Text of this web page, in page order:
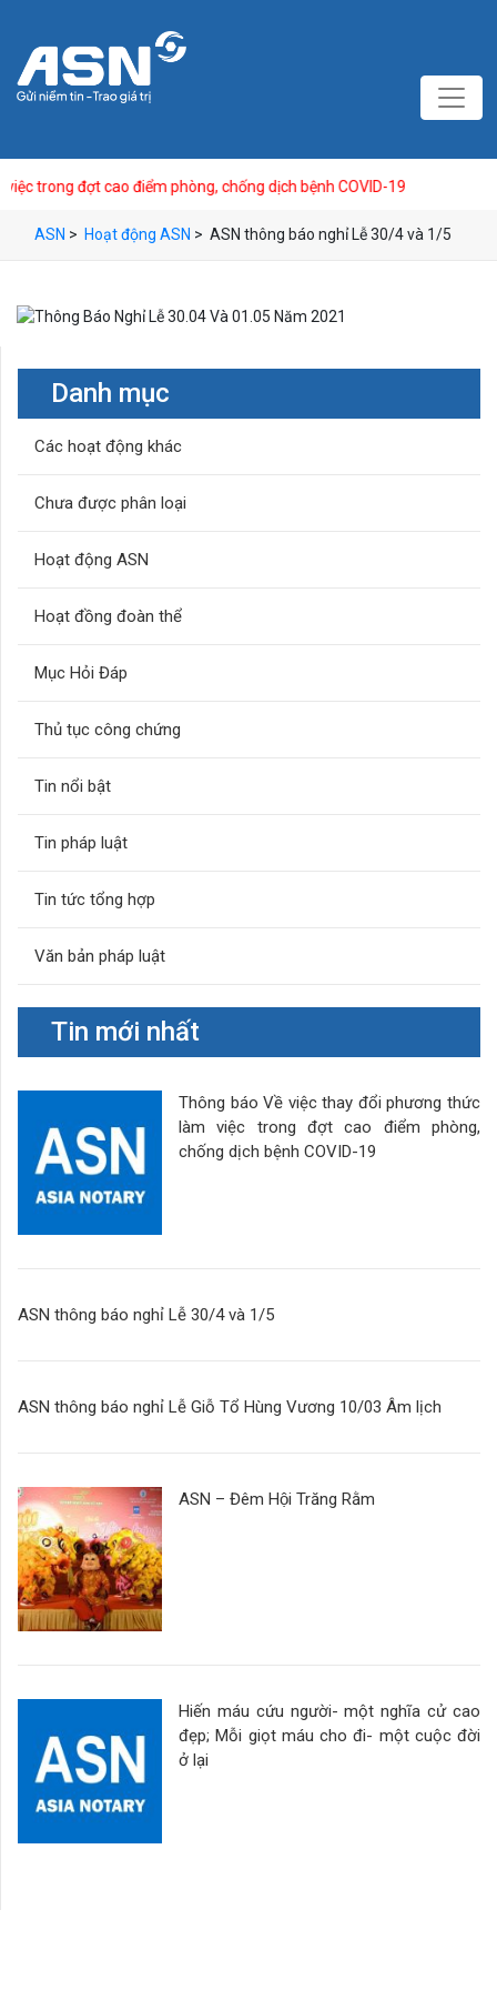
đợt cao điểm phòng, chống dịch bệnh COVID-19
ASN > Hoạt động ASN > ASN thông báo nghỉ Lễ 30/4 và 1/5
Danh mục
Các hoạt động khác
Chưa được phân loại
Hoạt động ASN
Hoạt đồng đoàn thể
Mục Hỏi Đáp
Thủ tục công chứng
Tin nổi bật
Tin pháp luật
Tin tức tổng hợp
Văn bản pháp luật
Tin mới nhất
Thông báo Về việc thay đổi phương thức
làm việc trong đợt cao điểm phòng,
chống dịch bệnh COVID-19
ASN thông báo nghỉ Lễ 30/4 và 1/5
ASN thông báo nghỉ Lễ Giỗ Tổ Hùng Vương 10/03 Âm lịch
ASN – Đêm Hội Trăng Rằm
Hiến máu cứu người- một nghĩa cử cao
đẹp; Mỗi giọt máu cho đi- một cuộc đời
ở lại